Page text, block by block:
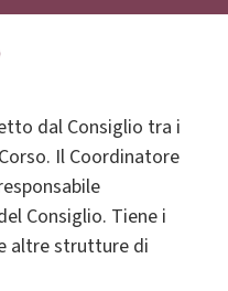
dal Consiglio tra i
Il Coordinatore
Consiglio. Tiene i
altre strutture di